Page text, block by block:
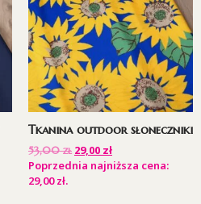
Tkanina outdoor słoneczniki
53,00zł 29,00 zł
Poprzednia najniższa cena:
29,00zł.